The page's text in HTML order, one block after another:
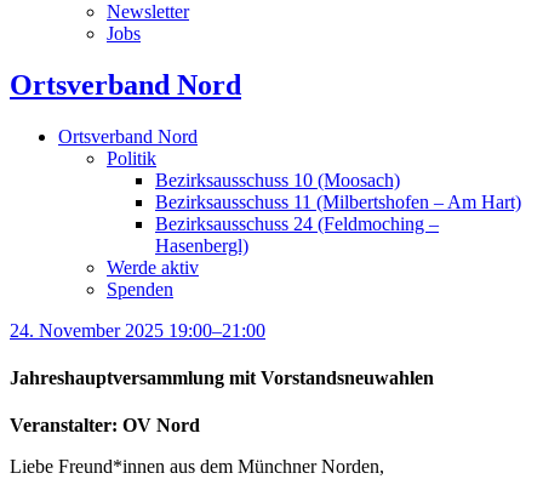
Newsletter
Jobs
Ortsverband Nord
Ortsverband Nord
Politik
Bezirksausschuss 10 (Moosach)
Bezirksausschuss 11 (Milbertshofen – Am Hart)
Bezirksausschuss 24 (Feldmoching –
Hasenbergl)
Werde aktiv
Spenden
24. November 2025 19:00–21:00
Jahreshauptversammlung mit Vorstandsneuwahlen
Veranstalter: OV Nord
Liebe Freund*innen aus dem Münchner Norden,